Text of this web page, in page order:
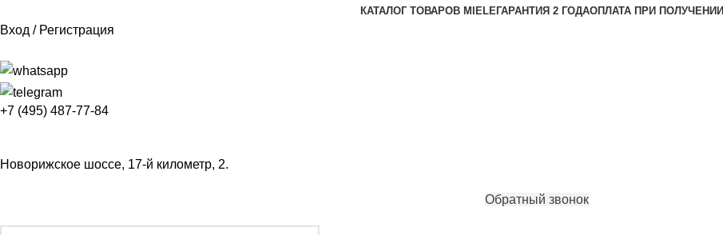
КАТАЛОГ ТОВАРОВ MIELEГАРАНТИЯ 2 ГОДАОПЛАТА ПРИ ПОЛУЧЕНИИ
Вход / Регистрация
+7 (495) 487-77-84
Новорижское шоссе, 17-й километр, 2.
Обратный звонок